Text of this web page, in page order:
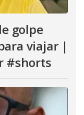
golpe
viajar |
#shorts